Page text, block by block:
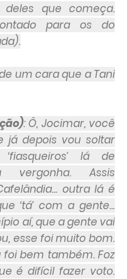
deles que começa.
para os do
um cara que a Tani
: Ô, Jocimar, você
já depois vou soltar
lá de
vergonha. Assis
outra lá é
‘tá’ com a gente...
aí, que a gente vai
esse foi muito bom.
foi bem também. Foz
é difícil fazer voto.